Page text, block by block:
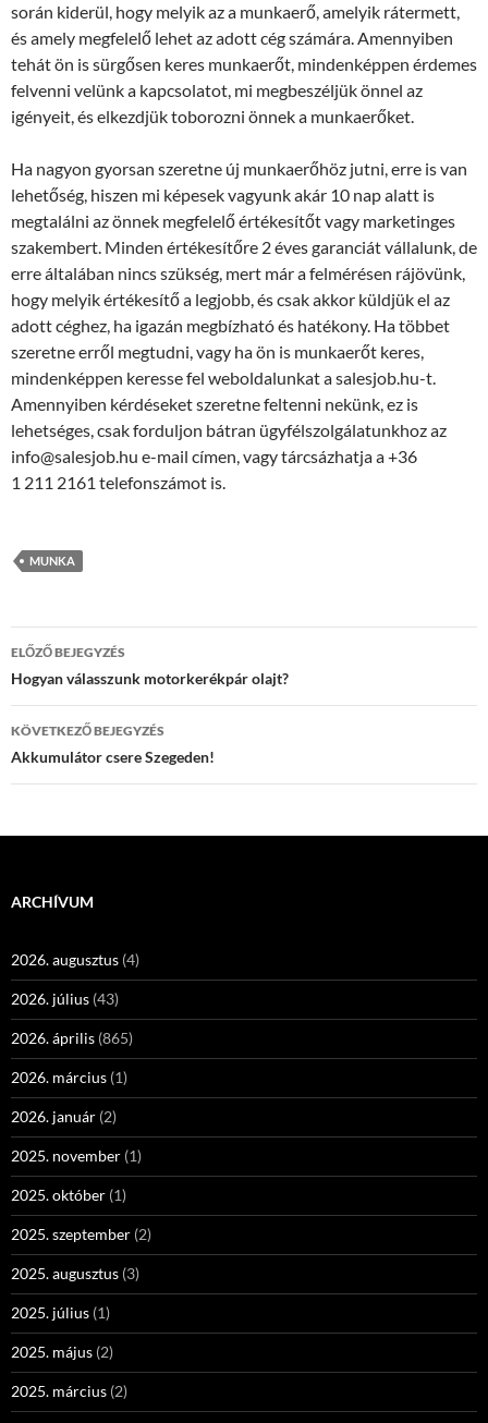
során kiderül, hogy melyik az a munkaerő, amelyik rátermett,
és amely megfelelő lehet az adott cég számára. Amennyiben
tehát ön is sürgősen keres munkaerőt, mindenképpen érdemes
felvenni velünk a kapcsolatot, mi megbeszéljük önnel az
igényeit, és elkezdjük toborozni önnek a munkaerőket.
Ha nagyon gyorsan szeretne új munkaerőhöz jutni, erre is van
lehetőség, hiszen mi képesek vagyunk akár 10 nap alatt is
megtalálni az önnek megfelelő értékesítőt vagy marketinges
szakembert. Minden értékesítőre 2 éves garanciát vállalunk, de
erre általában nincs szükség, mert már a felmérésen rájövünk,
hogy melyik értékesítő a legjobb, és csak akkor küldjük el az
adott céghez, ha igazán megbízható és hatékony. Ha többet
szeretne erről megtudni, vagy ha ön is munkaerőt keres,
mindenképpen keresse fel weboldalunkat a salesjob.hu-t.
Amennyiben kérdéseket szeretne feltenni nekünk, ez is
lehetséges, csak forduljon bátran ügyfélszolgálatunkhoz az
info@salesjob.hu e-mail címen, vagy tárcsázhatja a +36
1 211 2161 telefonszámot is.
MUNKA
Bejegyzés
navigáció
ELŐZŐ BEJEGYZÉS
Hogyan válasszunk motorkerékpár olajt?
KÖVETKEZŐ BEJEGYZÉS
Akkumulátor csere Szegeden!
ARCHÍVUM
2026. augusztus (4)
2026. július (43)
2026. április (865)
2026. március (1)
2026. január (2)
2025. november (1)
2025. október (1)
2025. szeptember (2)
2025. augusztus (3)
2025. július (1)
2025. május (2)
2025. március (2)